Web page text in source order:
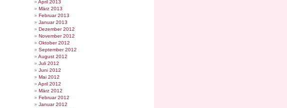
April 2013
März 2013
Februar 2013
Januar 2013
Dezember 2012
November 2012
Oktober 2012
September 2012
August 2012
Juli 2012
Juni 2012
Mai 2012
April 2012
März 2012
Februar 2012
Januar 2012